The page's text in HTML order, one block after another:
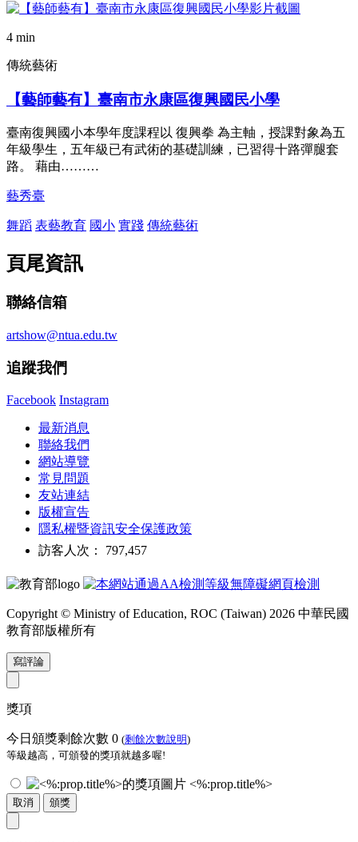
4 min
傳統藝術
【藝師藝有】臺南市永康區復興國民小學
臺南復興國小本學年度課程以 復興拳 為主軸，授課對象為五
年級學生，五年級已有武術的基礎訓練，已習得十路彈腿套
路。 藉由………
藝秀臺
舞蹈 表藝教育 國小 實踐 傳統藝術
頁尾資訊
聯絡信箱
artshow@ntua.edu.tw
追蹤我們
Facebook Instagram
最新消息
聯絡我們
網站導覽
常見問題
友站連結
版權宣告
隱私權暨資訊安全保護政策
訪客人次： 797,457
Copyright © Ministry of Education, ROC (Taiwan) 2026 中華民國
教育部版權所有
寫評論
獎項
今日頒獎剩餘次數 0 (剩餘次數說明)
等級越高，可頒發的獎項就越多喔!
<%:prop.title%>
取消 頒獎